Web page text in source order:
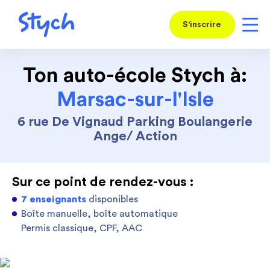
S'inscrire
Ton auto-école Stych à:
Marsac-sur-l'Isle
6 rue De Vignaud Parking Boulangerie
Ange/ Action
Sur ce point de rendez-vous :
7 enseignants disponibles
Boîte manuelle, boîte automatique
Permis classique, CPF, AAC